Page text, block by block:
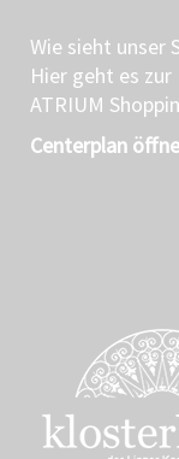
Wie sieht unser
Hier geht es
ATRIUM
Centerplan